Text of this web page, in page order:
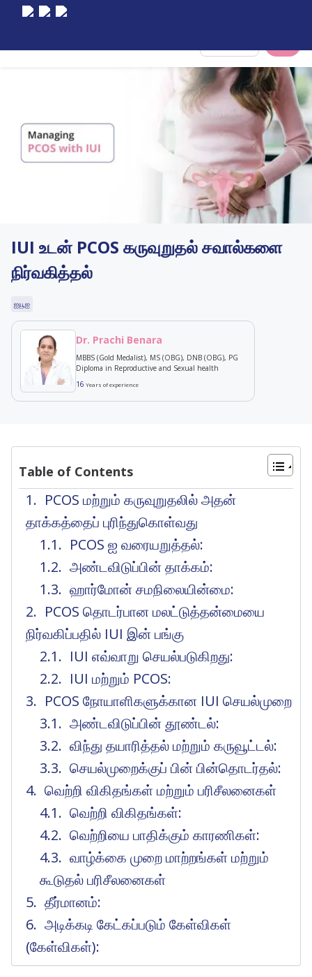
IUI உடன் PCOS கருவுறுதல் சவால்களை
நிர்வகித்தல்
ஐயூஐ
Dr. Prachi Benara
MBBS (Gold Medalist), MS (OBG), DNB (OBG), PG
Diploma in Reproductive and Sexual health
16 Years of experience
Table of Contents
PCOS மற்றும் கருவுறுதலில் அதன்
தாக்கத்தைப் புரிந்துகொள்வது
PCOS ஐ வரையறுத்தல்:
அண்டவிடுப்பின் தாக்கம்:
ஹார்மோன் சமநிலையின்மை:
PCOS தொடர்பான மலட்டுத்தன்மையை
நிர்வகிப்பதில் IUI இன் பங்கு
IUI எவ்வாறு செயல்படுகிறது:
IUI மற்றும் PCOS:
PCOS நோயாளிகளுக்கான IUI செயல்முறை
அண்டவிடுப்பின் தூண்டல்:
விந்து தயாரித்தல் மற்றும் கருவூட்டல்:
செயல்முறைக்குப் பின் பின்தொடர்தல்:
வெற்றி விகிதங்கள் மற்றும் பரிசீலனைகள்
வெற்றி விகிதங்கள்:
வெற்றியை பாதிக்கும் காரணிகள்:
வாழ்க்கை முறை மாற்றங்கள் மற்றும்
கூடுதல் பரிசீலனைகள்
தீர்மானம்:
அடிக்கடி கேட்கப்படும் கேள்விகள்
(கேள்விகள்):